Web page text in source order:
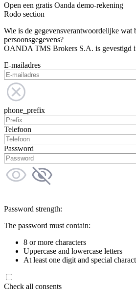
Open een gratis Oanda demo-rekening
Rodo section
Wie is de gegevensverantwoordelijke wat
persoonsgegevens?
OANDA TMS Brokers S.A. is gevestigd
E-mailadres
phone_prefix
Telefoon
Password
Password strength:
The password must contain:
8 or more characters
Uppercase and lowercase letters
At least one digit and special
Check all consents